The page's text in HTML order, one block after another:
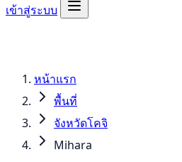
เข้าสู่ระบบ
หน้าแรก
พื้นที่
จังหวัดโคจิ
Mihara